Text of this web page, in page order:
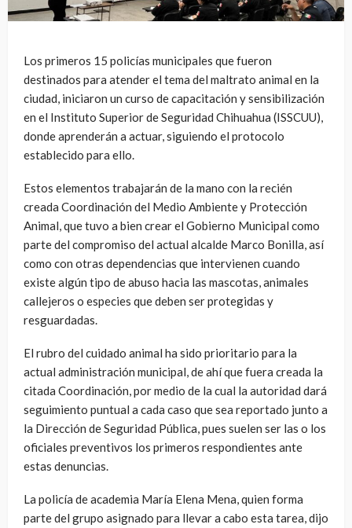
Los primeros 15 policías municipales que fueron
destinados para atender el tema del maltrato animal en la
ciudad, iniciaron un curso de capacitación y sensibilización
en el Instituto Superior de Seguridad Chihuahua (ISSCUU),
donde aprenderán a actuar, siguiendo el protocolo
establecido para ello.
Estos elementos trabajarán de la mano con la recién
creada Coordinación del Medio Ambiente y Protección
Animal, que tuvo a bien crear el Gobierno Municipal como
parte del compromiso del actual alcalde Marco Bonilla, así
como con otras dependencias que intervienen cuando
existe algún tipo de abuso hacia las mascotas, animales
callejeros o especies que deben ser protegidas y
resguardadas.
El rubro del cuidado animal ha sido prioritario para la
actual administración municipal, de ahí que fuera creada la
citada Coordinación, por medio de la cual la autoridad dará
seguimiento puntual a cada caso que sea reportado junto a
la Dirección de Seguridad Pública, pues suelen ser las o los
oficiales preventivos los primeros respondientes ante
estas denuncias.
La policía de academia María Elena Mena, quien forma
parte del grupo asignado para llevar a cabo esta tarea, dijo